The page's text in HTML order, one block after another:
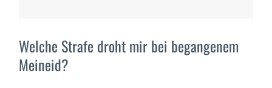
Welche Strafe droht mir bei begangenem
Meineid?